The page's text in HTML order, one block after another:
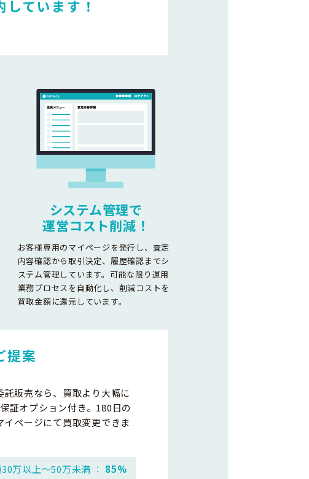
ています！
システム管理で
運営コスト削減！
お客様専用のマイページを発行し、査定
内容確認から取引決定、履歴確認までシ
ステム管理しています。可能な限り運用
業務プロセスを自動化し、削減コストを
買取金額に還元しています。
提案
販売なら、買取より大幅に
証オプション付き。180日の
ページにて買取変更できま
万以上～50万未満 ： 85%